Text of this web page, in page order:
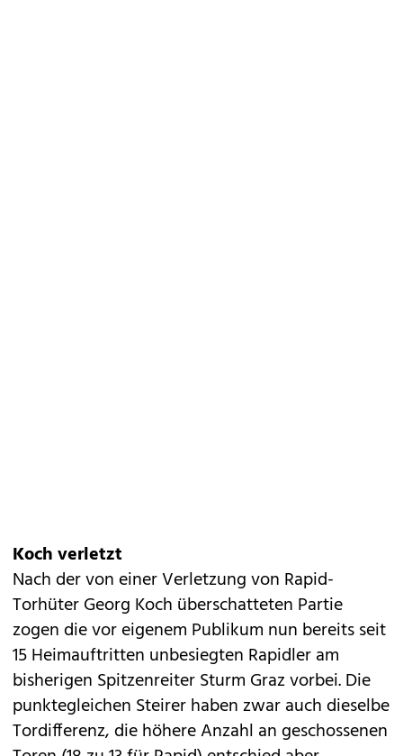
Koch verletzt
Nach der von einer Verletzung von Rapid-
Torhüter Georg Koch überschatteten Partie
zogen die vor eigenem Publikum nun bereits seit
15 Heimauftritten unbesiegten Rapidler am
bisherigen Spitzenreiter Sturm Graz vorbei. Die
punktegleichen Steirer haben zwar auch dieselbe
Tordifferenz, die höhere Anzahl an geschossenen